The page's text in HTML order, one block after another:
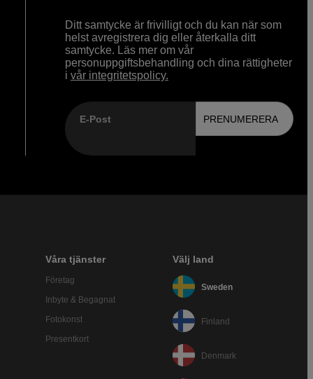
Ditt samtycke är frivilligt och du kan när som
helst avregistrera dig eller återkalla ditt
samtycke. Läs mer om vår
personuppgiftsbehandling och dina rättigheter
i vår integritetspolicy.
E-Post PRENUMERERA
Våra tjänster
Företag
Inbyte & Begagnat
Fotokonst
Presentkort
Välj land
Sweden
Finland
Denmark